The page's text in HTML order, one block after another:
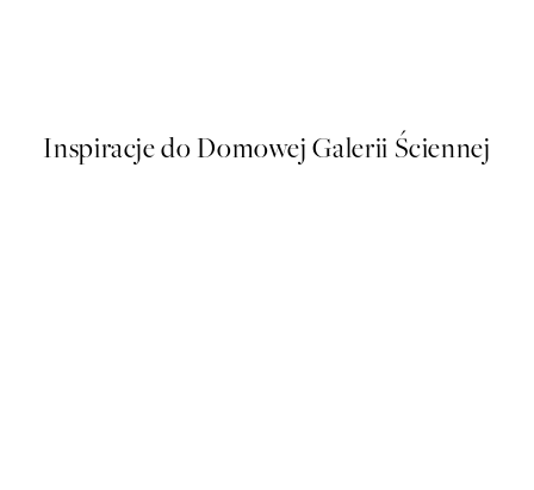
Inspiracje do Domowej Galerii Ściennej